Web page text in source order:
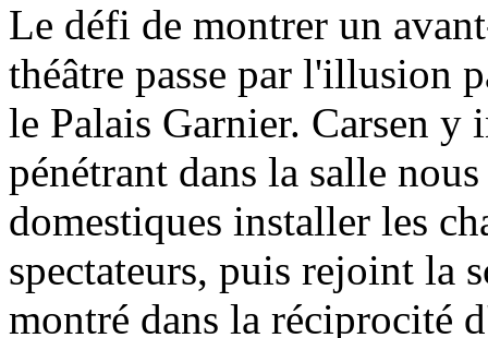
Le défi de montrer un
théâtre passe par l'illusion
le Palais Garnier. Carsen
pénétrant dans la salle
domestiques installer les
spectateurs, puis rejoint la
montré dans la réciprocité